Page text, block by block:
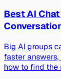
Best AI
Big AI groups
faster
how to find the